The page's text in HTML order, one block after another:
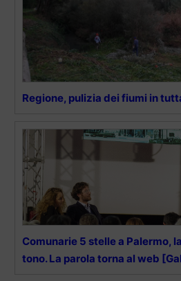
Regione, pulizia dei fiumi in
Comunarie 5 stelle a Palermo,
tono. La parola torna al web